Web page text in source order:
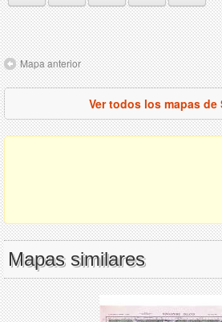
Mapa anterior
Ver todos los mapas de
Mapas similares